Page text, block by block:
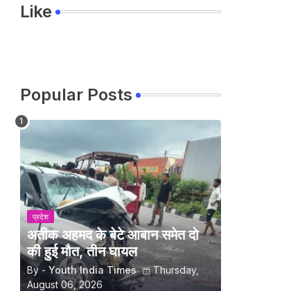
Like
Popular Posts
प्रदेश
अतीक अहमद के बेटे आबान समेत दो
की हुई मौत, तीन घायल
By - Youth India Times
Thursday,
August 06, 2026